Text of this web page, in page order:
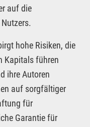
auf die
hohe Risiken, die
Kapitals führen
ihre Autoren
auf sorgfältiger
für
Garantie für